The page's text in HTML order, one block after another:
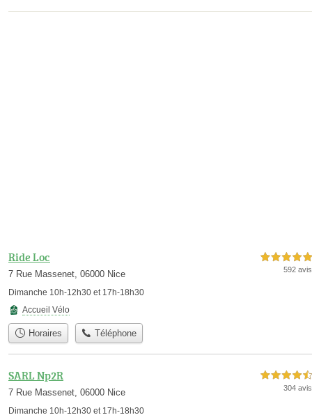
Ride Loc
7 Rue Massenet, 06000 Nice
Dimanche 10h-12h30 et 17h-18h30
5,0 étoiles sur 5
592 avis
Accueil Vélo
Horaires Téléphone
SARL Np2R
7 Rue Massenet, 06000 Nice
Dimanche 10h-12h30 et 17h-18h30
4,5 étoiles sur 5
304 avis